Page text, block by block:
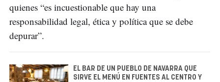
quienes “es incuestionable que hay una
responsabilidad legal, ética y política que se debe
depurar”.
EL BAR DE UN PUEBLO DE NAVARRA QUE
SIRVE EL MENÚ EN FUENTES AL CENTRO Y